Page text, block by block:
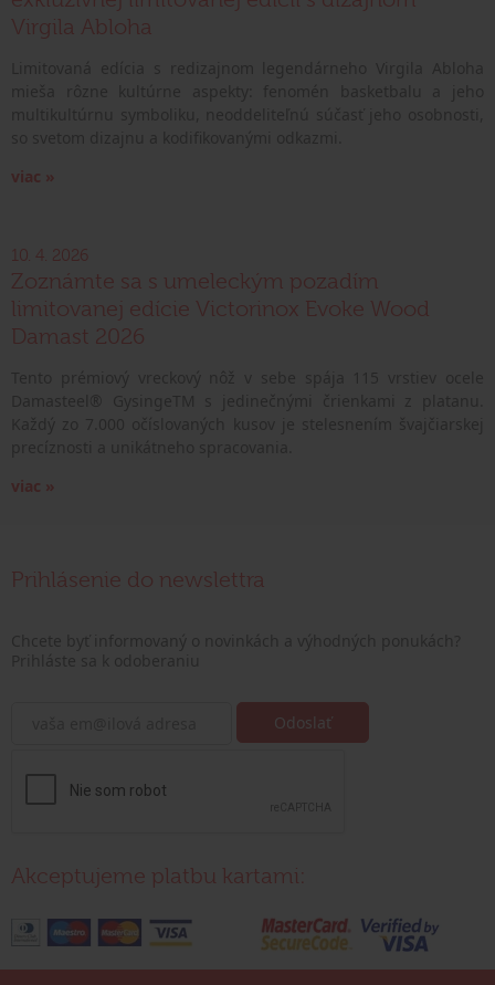
Virgila Abloha
viac »
10. 4. 2026
Zoznámte sa s umeleckým pozadím
limitovanej edície Victorinox Evoke Wood
Damast 2026
viac »
Prihlásenie do newslettra
Akceptujeme platbu kartami: